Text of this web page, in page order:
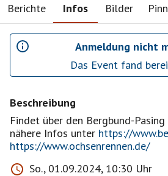
Berichte Infos Bilder
Anmeldung nicht
Das Event fand
Beschreibung
Findet über den Bergbund-
nähere Infos unter https://
https://www.ochsenrennen.de/
So., 01.09.2024, 10:30 Uhr